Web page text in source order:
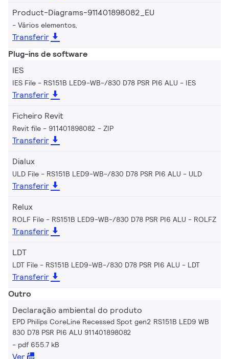
Product-Diagrams-911401898082_EU
Vários elementos,
Transferir
Plug-ins de software
IES
IES File - RS151B LED9-WB-/830 D78 PSR PI6 ALU IES
Transferir
Ficheiro Revit
Revit file - 911401898082 ZIP
Transferir
Dialux
ULD File - RS151B LED9-WB-/830 D78 PSR PI6 ALU ULD
Transferir
Relux
ROLF File - RS151B LED9-WB-/830 D78 PSR PI6 ALU ROLFZ
Transferir
LDT
LDT File - RS151B LED9-WB-/830 D78 PSR PI6 ALU LDT
Transferir
Outro
Declaração ambiental do produto
EPD Philips CoreLine Recessed Spot gen2 RS151B LED9 WB
830 D78 PSR PI6 ALU 911401898082
pdf 655.7 kB
Ver